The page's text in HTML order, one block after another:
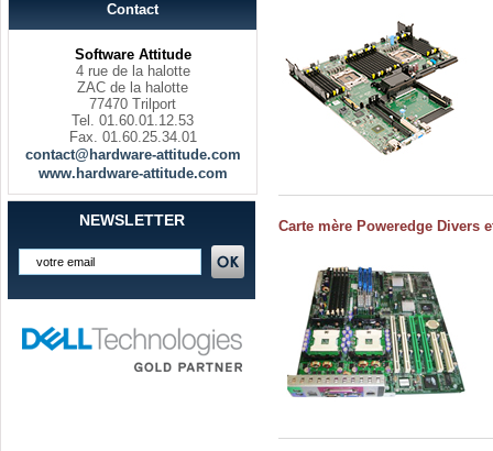
Contact
Software Attitude
4 rue de la halotte
ZAC de la halotte
77470 Trilport
Tel. 01.60.01.12.53
Fax. 01.60.25.34.01
contact@hardware-attitude.com
www.hardware-attitude.com
NEWSLETTER Carte mère Poweredge Divers